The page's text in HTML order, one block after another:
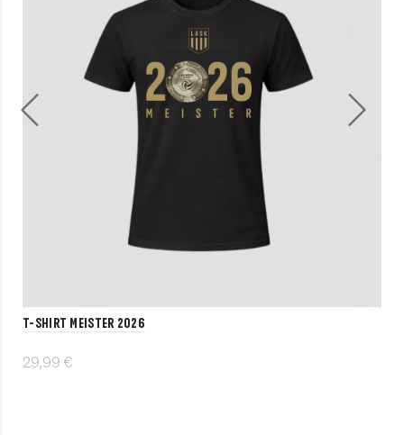
T-Shirt MEISTER 2026
29,99 €